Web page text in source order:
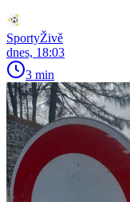
SportyŽivě
dnes, 18:03
3 min